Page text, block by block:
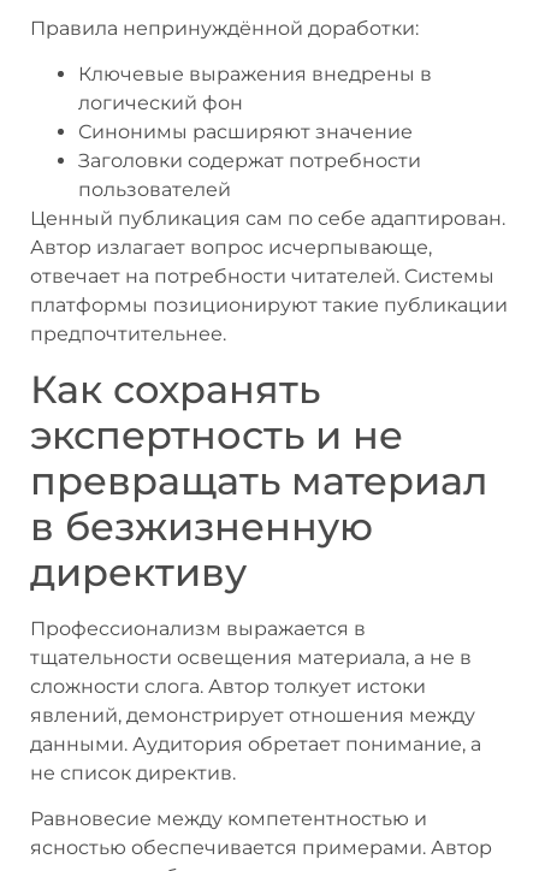
Правила непринуждённой доработки:
Ключевые выражения внедрены в
логический фон
Синонимы расширяют значение
Заголовки содержат потребности
пользователей
Ценный публикация сам по себе адаптирован.
Автор излагает вопрос исчерпывающе,
отвечает на потребности читателей. Системы
платформы позиционируют такие публикации
предпочтительнее.
Как сохранять
экспертность и не
превращать материал
в безжизненную
директиву
Профессионализм выражается в
тщательности освещения материала, а не в
сложности слога. Автор толкует истоки
явлений, демонстрирует отношения между
данными. Аудитория обретает понимание, а
не список директив.
Равновесие между компетентностью и
ясностью обеспечивается примерами. Автор